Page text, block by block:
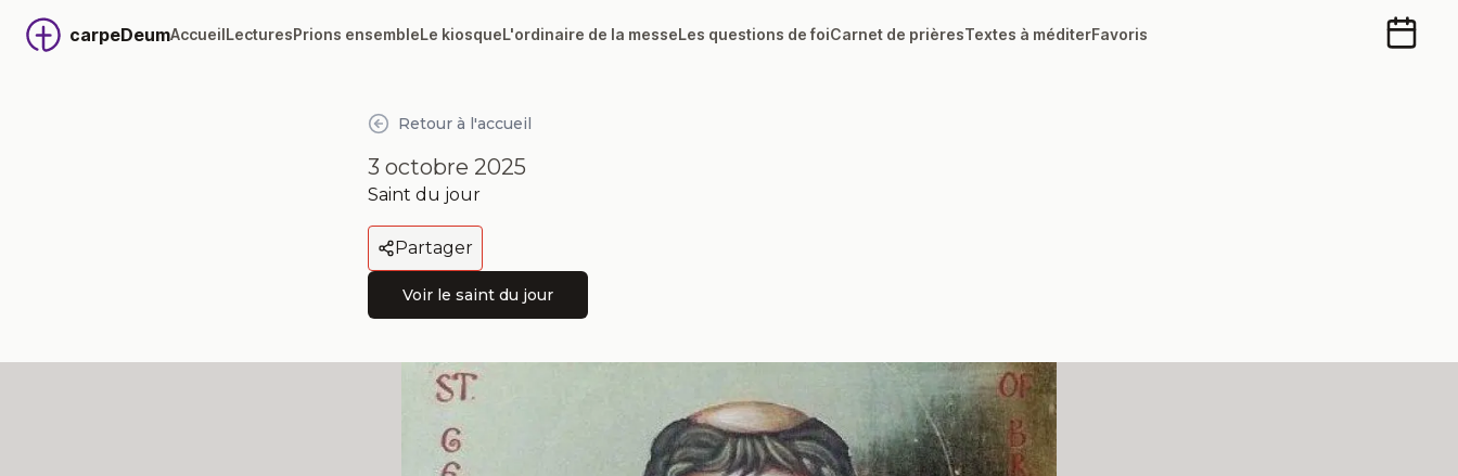
carpeDeumAccueilLecturesPrions ensembleLe kiosqueL'ordinaire de la messeLes questions de foiCarnet de prièresTextes à méditerFavoris
Retour à l'accueil
3 octobre 2025
Saint du jour
Partager
Voir le saint du jour